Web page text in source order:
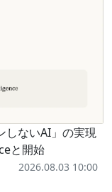
しないAI」の実現
と開始
2026.08.03 10:00